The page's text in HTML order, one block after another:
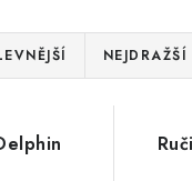
NEJDRAŽŠÍ